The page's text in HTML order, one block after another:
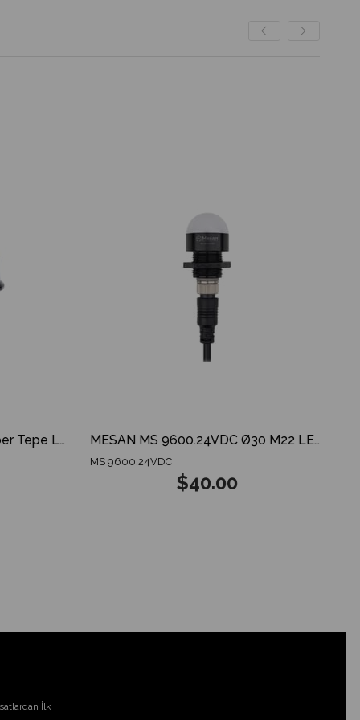
MESAN MS 825.12-24V Amber Tepe Lambası ECE R65 ECE R10 3 MODES SPARKING DOME MESAN MS 9600.24VDC Ø30 M22 LED Indikatör GX12 Konnektör RGY Siyah Gövde
MS 9600.24VDC
$40.00
İlk